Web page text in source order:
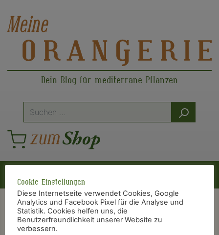
Dein Blog für mediterrane Pflanzen
Suche
nach:
Hauptnavigation
Cookie Einstellungen
Diese Internetseite verwendet Cookies, Google
Analytics und Facebook Pixel für die Analyse und
Statistik. Cookies helfen uns, die
Benutzerfreundlichkeit unserer Website zu
verbessern.